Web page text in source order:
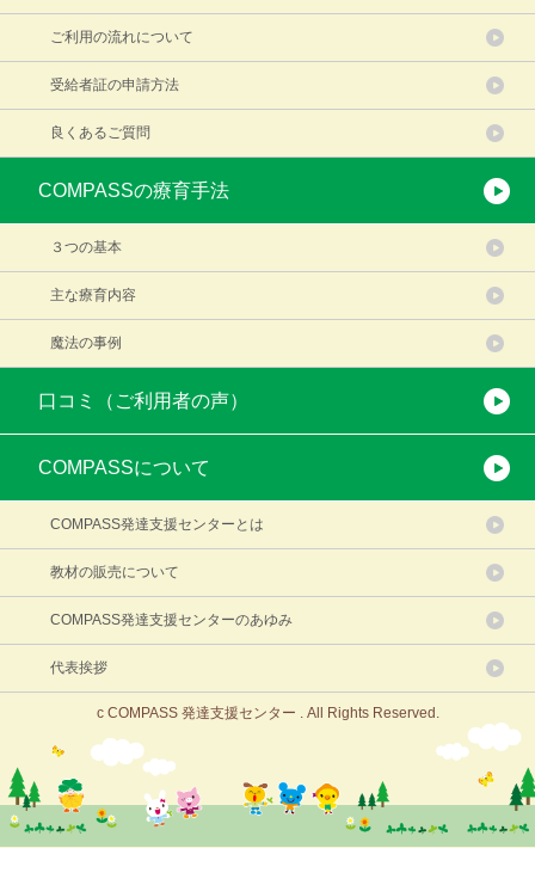
ご利用の流れについて
受給者証の申請方法
良くあるご質問
COMPASSの療育手法
３つの基本
主な療育内容
魔法の事例
口コミ（ご利用者の声）
COMPASSについて
COMPASS発達支援センターとは
教材の販売について
COMPASS発達支援センターのあゆみ
代表挨拶
c COMPASS 発達支援センター . All Rights Reserved.